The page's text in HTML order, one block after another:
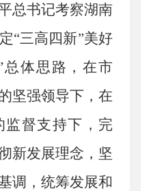
总书记考察湖南
“三高四新”美好
总体思路，在市
坚强领导下，在
监督支持下，完
新发展理念，坚
调，统筹发展和